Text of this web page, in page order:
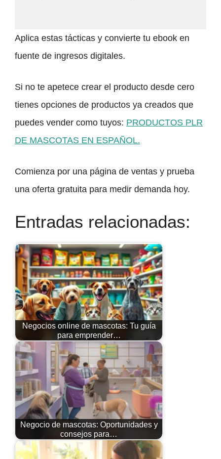
Aplica estas tácticas y convierte tu ebook en
fuente de ingresos digitales.
Si no te apetece crear el producto desde cero
tienes opciones de productos ya creados que
puedes vender como tuyos: PRODUCTOS PLR
DE MASCOTAS EN ESPAÑOL.
Comienza por una página de ventas y prueba
una oferta gratuita para medir demanda hoy.
Entradas relacionadas:
Negocios online de mascotas: Tu guía
para emprender…
Negocio de mascotas: Oportunidades y
consejos para…